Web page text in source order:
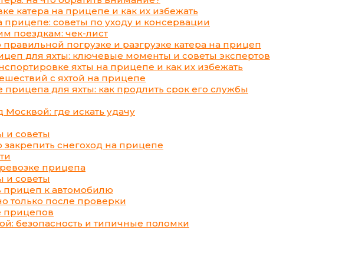
катера на прицепе и как их избежать
прицепе: советы по уходу и консервации
поездкам: чек-лист
погрузке и разгрузке катера на прицеп
для яхты: ключевые моменты и советы экспертов
яхты на прицепе и как их избежать
с яхтой на прицепе
для яхты: как продлить срок его службы
где искать удачу
и советы
снегоход на прицепе
прицепа
и советы
прицеп к автомобилю
только после проверки
прицепов
безопасность и типичные поломки